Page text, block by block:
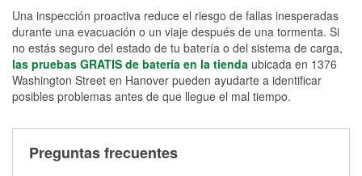
Una inspección proactiva reduce el riesgo de fallas inesperadas
durante una evacuación o un viaje después de una tormenta. Si
no estás seguro del estado de tu batería o del sistema de carga,
las pruebas GRATIS de batería en la tienda ubicada en 1376
Washington Street en Hanover pueden ayudarte a identificar
posibles problemas antes de que llegue el mal tiempo.
Preguntas frecuentes